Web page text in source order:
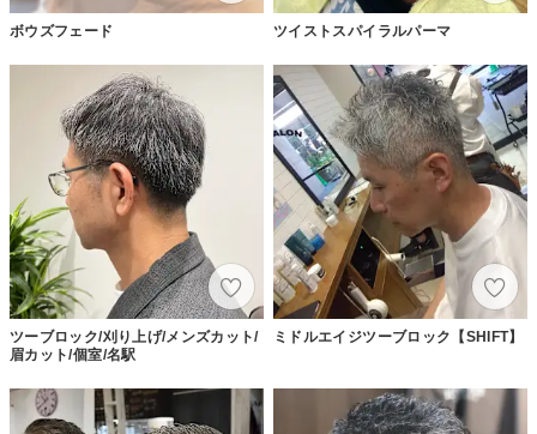
ボウズフェード ツイストスパイラルパーマ
ツーブロック/刈り上げ/メンズカット/
眉カット/個室/名駅
ミドルエイジツーブロック【SHIFT】